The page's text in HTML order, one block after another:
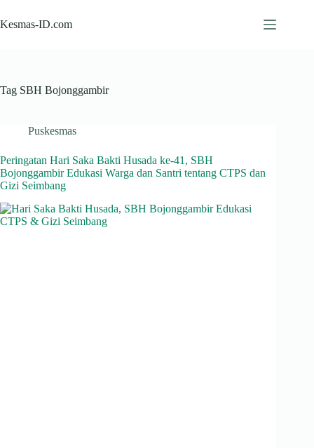
to
content
Kesmas-ID.com
Tag SBH Bojonggambir
Puskesmas
Peringatan Hari Saka Bakti Husada ke-41, SBH
Bojonggambir Edukasi Warga dan Santri tentang CTPS dan
Gizi Seimbang